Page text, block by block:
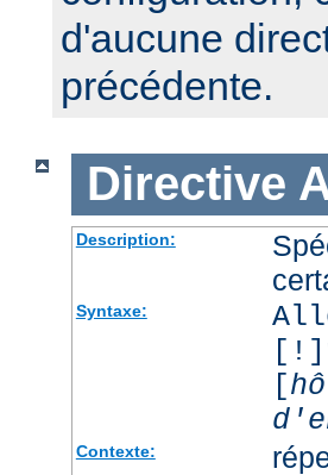
d'aucune
précédente.
Directive
Description:
Syntaxe:
[!]
[
Contexte: